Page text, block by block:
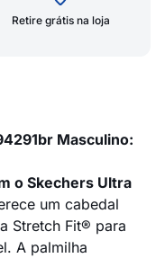
Retire grátis na loja
Masculino:
o Skechers Ultra
um cabedal
Stretch Fit® para
A palmilha